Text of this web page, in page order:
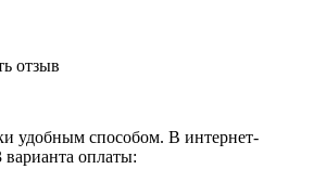
отзыв
удобным способом. В интернет-
варианта оплаты: